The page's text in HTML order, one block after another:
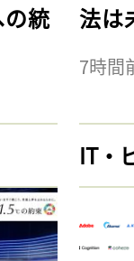
統
法は
7時間
IT・